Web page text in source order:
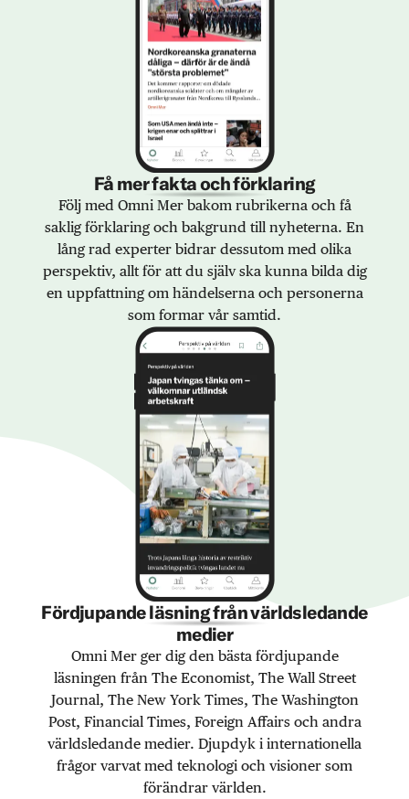
Få mer fakta och förklaring
Följ med Omni Mer bakom rubrikerna och få
saklig förklaring och bakgrund till nyheterna. En
lång rad experter bidrar dessutom med olika
perspektiv, allt för att du själv ska kunna bilda dig
en uppfattning om händelserna och personerna
som formar vår samtid.
Fördjupande läsning från världsledande
medier
Omni Mer ger dig den bästa fördjupande
läsningen från The Economist, The Wall Street
Journal, The New York Times, The Washington
Post, Financial Times, Foreign Affairs och andra
världsledande medier. Djupdyk i internationella
frågor varvat med teknologi och visioner som
förändrar världen.